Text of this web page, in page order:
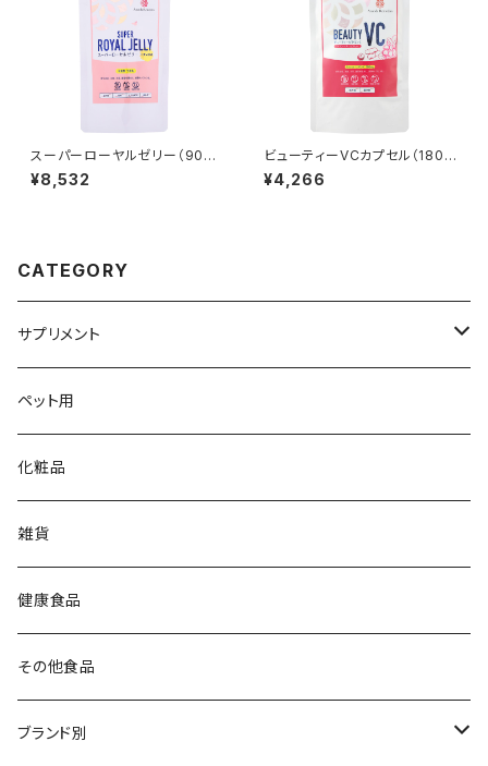
スーパーローヤルゼリー（90
粒）
¥8,532
ビューティーVCカプセル（180
粒）≪ビタミンC・ポリフェノール
≫
¥4,266
CATEGORY
サプリメント
大草原の乳酸菌
NS-Max
NS-Slim
チイサナミカタ
ビタミン／ミネラル
DHA／EPA
ペット用
化粧品
雑貨
健康食品
その他食品
ブランド別